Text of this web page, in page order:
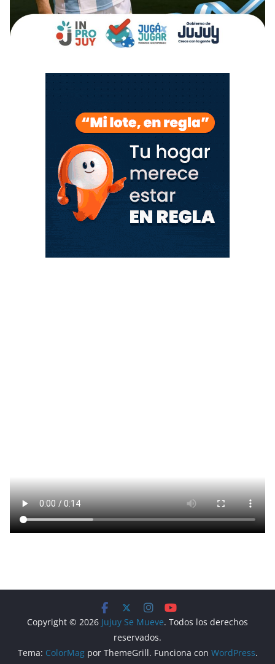
Copyright © 2026 Jujuy Se Mueve. Todos los derechos
reservados.
Tema: ColorMagpor ThemeGrill. Funciona con WordPress.